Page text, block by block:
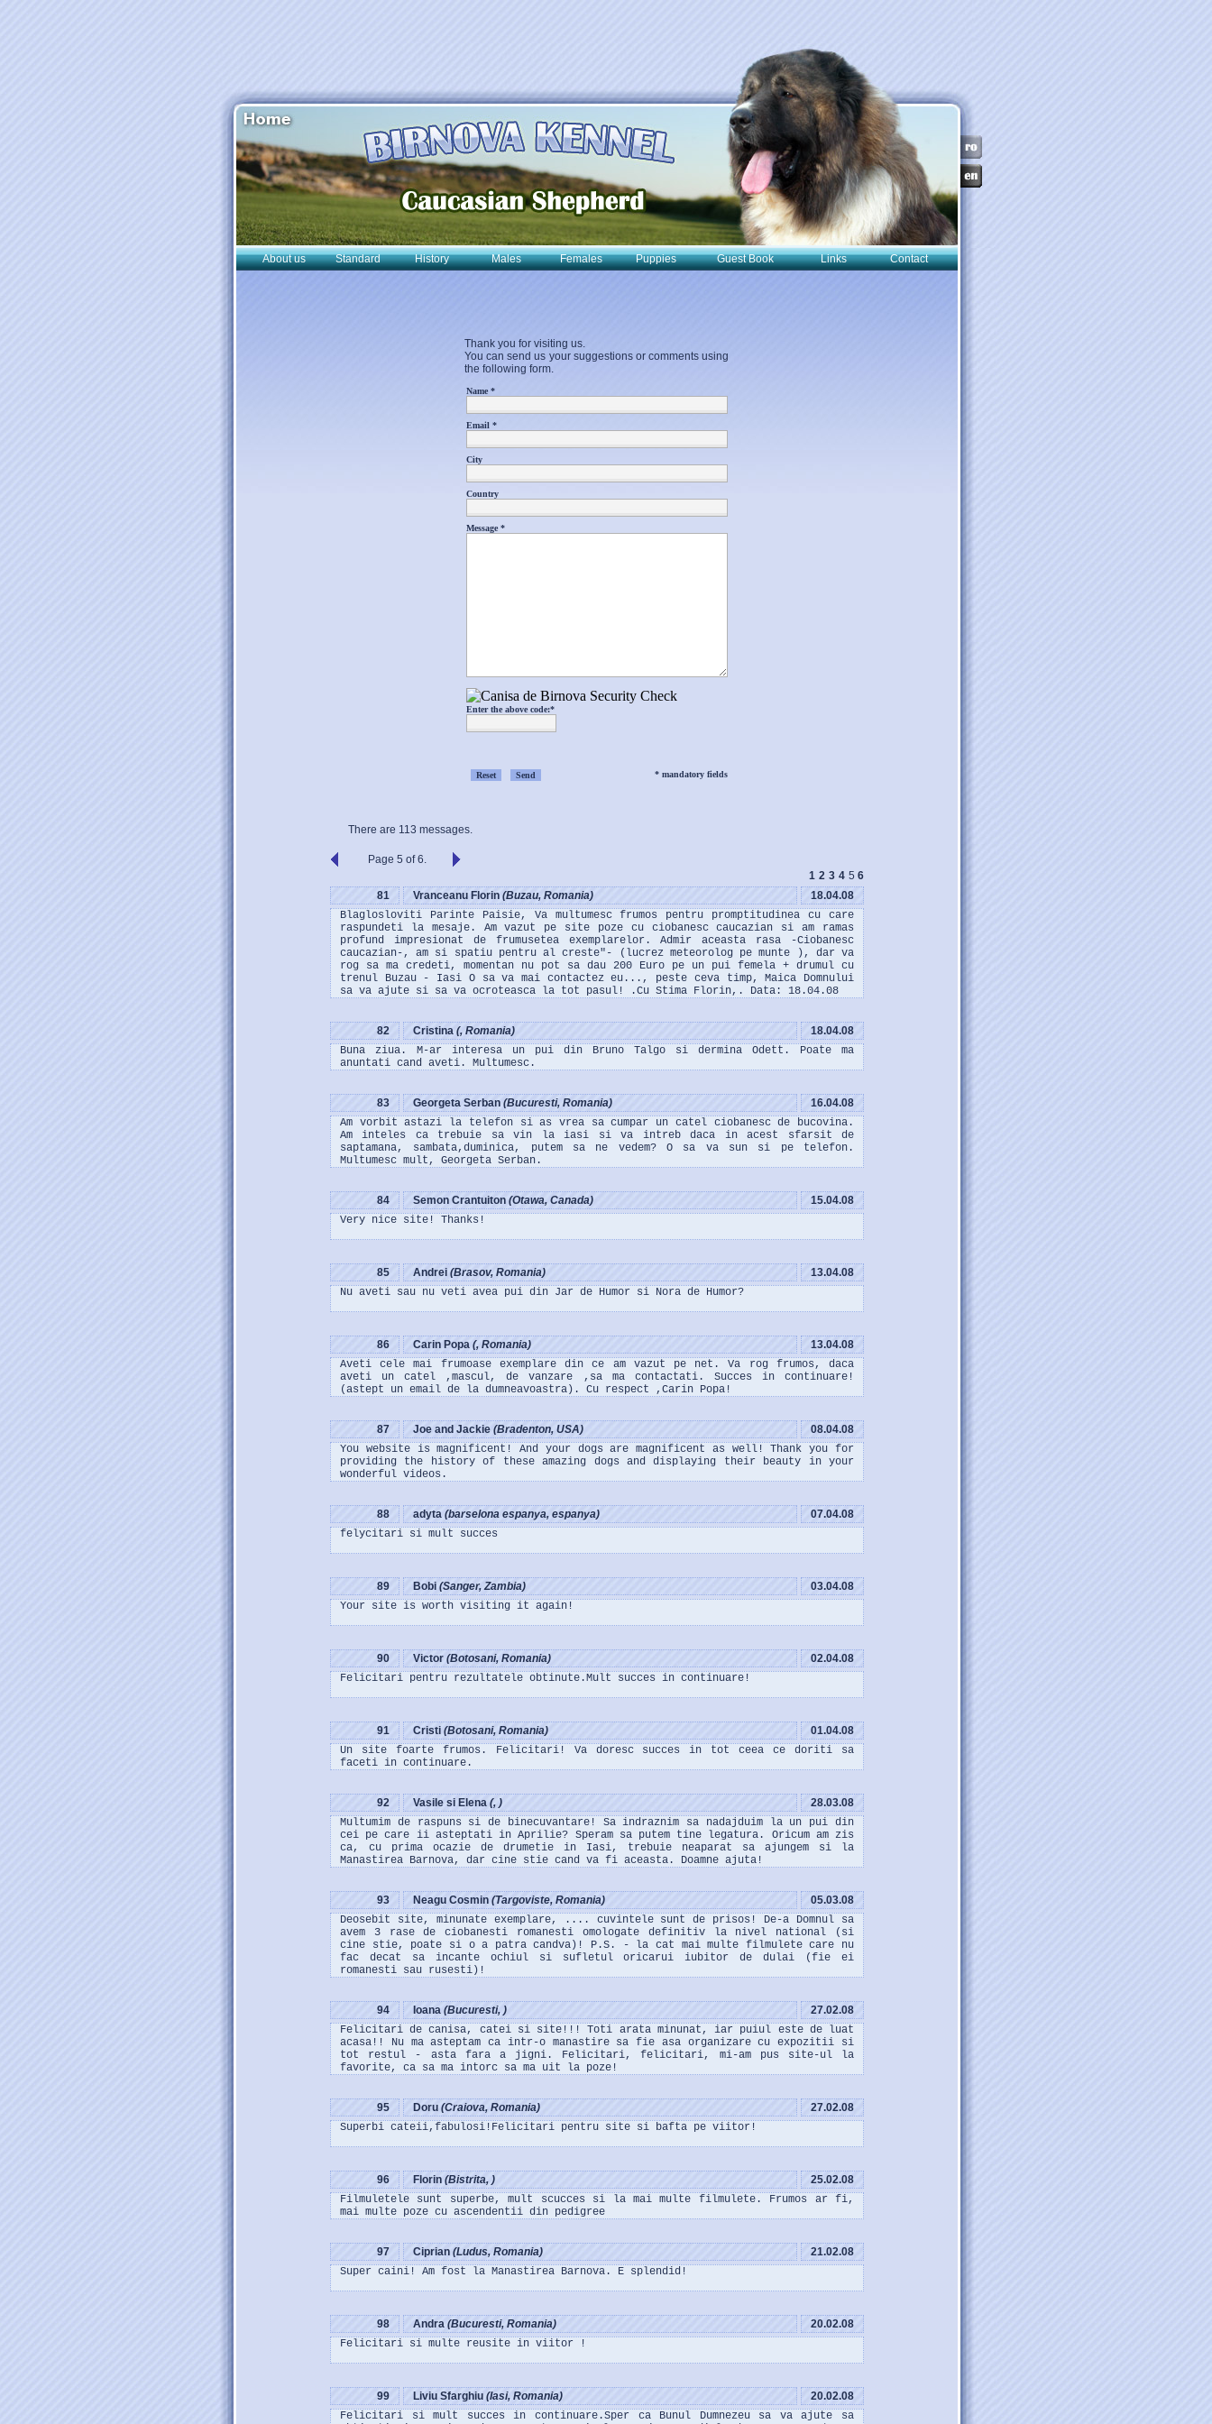
About us Standard History Males Females Puppies Guest Book Links Contact
Thank you for visiting us.
You can send us your suggestions or comments using
the following form.
Name *
Email *
City
Country
Message *
Enter the above code:*
* mandatory fields
There are 113 messages.
Page 5 of 6.
1 2 3 4 5 6
81
Vranceanu Florin (Buzau, Romania)
18.04.08
Blaglosloviti Parinte Paisie, Va multumesc frumos pentru promptitudinea cu care
raspundeti la mesaje. Am vazut pe site poze cu ciobanesc caucazian si am ramas
profund impresionat de frumusetea exemplarelor. Admir aceasta rasa -Ciobanesc
caucazian-, am si spatiu pentru al creste"- (lucrez meteorolog pe munte ), dar va
rog sa ma credeti, momentan nu pot sa dau 200 Euro pe un pui femela + drumul cu
trenul Buzau - Iasi O sa va mai contactez eu..., peste ceva timp, Maica Domnului
sa va ajute si sa va ocroteasca la tot pasul! .Cu Stima Florin,. Data: 18.04.08
82 Cristina (, Romania)
18.04.08
Buna ziua. M-ar interesa un pui din Bruno Talgo si dermina Odett. Poate ma
anuntati cand aveti. Multumesc.
83 Georgeta Serban (Bucuresti, Romania)
16.04.08
Am vorbit astazi la telefon si as vrea sa cumpar un catel ciobanesc de bucovina.
Am inteles ca trebuie sa vin la iasi si va intreb daca in acest sfarsit de
saptamana, sambata,duminica, putem sa ne vedem? O sa va sun si pe telefon.
Multumesc mult, Georgeta Serban.
84 Semon Crantuiton (Otawa, Canada)
15.04.08
Very nice site! Thanks!
85 Andrei (Brasov, Romania)
13.04.08
Nu aveti sau nu veti avea pui din Jar de Humor si Nora de Humor?
86 Carin Popa (, Romania)
13.04.08
Aveti cele mai frumoase exemplare din ce am vazut pe net. Va rog frumos, daca
aveti un catel ,mascul, de vanzare ,sa ma contactati. Succes in continuare!
(astept un email de la dumneavoastra). Cu respect ,Carin Popa!
87 Joe and Jackie (Bradenton, USA)
08.04.08
You website is magnificent! And your dogs are magnificent as well! Thank you for
providing the history of these amazing dogs and displaying their beauty in your
wonderful videos.
88 adyta (barselona espanya, espanya)
07.04.08
felycitari si mult succes
89 Bobi (Sanger, Zambia)
03.04.08
Your site is worth visiting it again!
90 Victor (Botosani, Romania)
02.04.08
Felicitari pentru rezultatele obtinute.Mult succes in continuare!
91 Cristi (Botosani, Romania)
01.04.08
Un site foarte frumos. Felicitari! Va doresc succes in tot ceea ce doriti sa
faceti in continuare.
92 Vasile si Elena (, )
28.03.08
Multumim de raspuns si de binecuvantare! Sa indraznim sa nadajduim la un pui din
cei pe care ii asteptati in Aprilie? Speram sa putem tine legatura. Oricum am zis
ca, cu prima ocazie de drumetie in Iasi, trebuie neaparat sa ajungem si la
Manastirea Barnova, dar cine stie cand va fi aceasta. Doamne ajuta!
93 Neagu Cosmin (Targoviste, Romania)
05.03.08
Deosebit site, minunate exemplare, .... cuvintele sunt de prisos! De-a Domnul sa
avem 3 rase de ciobanesti romanesti omologate definitiv la nivel national (si
cine stie, poate si o a patra candva)! P.S. - la cat mai multe filmulete care nu
fac decat sa incante ochiul si sufletul oricarui iubitor de dulai (fie ei
romanesti sau rusesti)!
94 Ioana (Bucuresti, )
27.02.08
Felicitari de canisa, catei si site!!! Toti arata minunat, iar puiul este de luat
acasa!! Nu ma asteptam ca intr-o manastire sa fie asa organizare cu expozitii si
tot restul - asta fara a jigni. Felicitari, felicitari, mi-am pus site-ul la
favorite, ca sa ma intorc sa ma uit la poze!
95 Doru (Craiova, Romania)
27.02.08
Superbi cateii,fabulosi!Felicitari pentru site si bafta pe viitor!
96 Florin (Bistrita, )
25.02.08
Filmuletele sunt superbe, mult scucces si la mai multe filmulete. Frumos ar fi,
mai multe poze cu ascendentii din pedigree
97 Ciprian (Ludus, Romania)
21.02.08
Super caini! Am fost la Manastirea Barnova. E splendid!
98 Andra (Bucuresti, Romania)
20.02.08
Felicitari si multe reusite in viitor !
99 Liviu Sfarghiu (Iasi, Romania)
20.02.08
Felicitari si mult succes in continuare.Sper ca Bunul Dumnezeu sa va ajute sa